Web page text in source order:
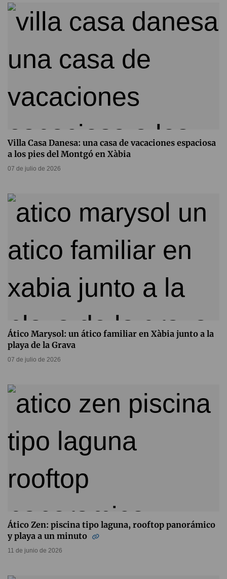
Villa Casa Danesa: una casa de vacaciones espaciosa
a los pies del Montgó en Xàbia
07 de julio de 2026
Ático Marysol: un ático familiar en Xàbia junto a la
playa de la Grava
07 de julio de 2026
Ático Zen: piscina tipo laguna, rooftop panorámico
y playa a un minuto
11 de junio de 2026